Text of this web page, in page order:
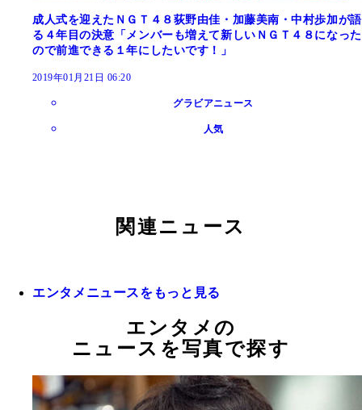
成人式を迎えたＮＧＴ４８荻野由佳・加藤美南・中村歩加が語
る４年目の決意「メンバーも増えて新しいＮＧＴ４８になった
ので前進できる１年にしたいです！」
2019年01月21日 06:20
グラビアニュース
人気
関連ニュース
エンタメニュースをもっと見る
エンタメの
ニュースを写真で探す